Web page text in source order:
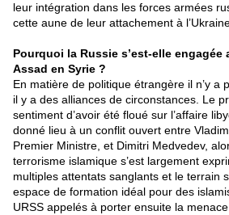
leur intégration dans les forces armées
cette aune de leur attachement à
Pourquoi la Russie s’est-elle engagée
Assad en Syrie ?
En matière de politique étrangère il n’y a
il y a des alliances de circonstances. Le
sentiment d’avoir été floué sur l’affaire
donné lieu à un conflit ouvert entre
Premier Ministre, et Dimitri Medvedev,
terrorisme islamique s’est largement
multiples attentats sanglants et le terrain
espace de formation idéal pour des
URSS appelés à porter ensuite la